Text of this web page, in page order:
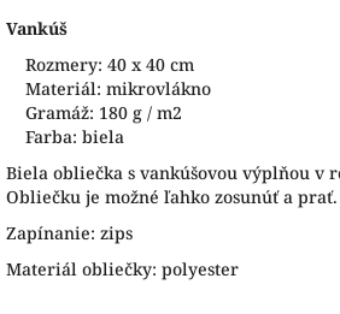
Vankúš
Rozmery: 40 x 40 cm
Materiál: mikrovlákno
Gramáž: 180 g / m2
Farba: biela
Biela obliečka s vankúšovou výplňou v
Obliečku je možné ľahko zosunúť a prať.
Zapínanie: zips
Materiál obliečky: polyester